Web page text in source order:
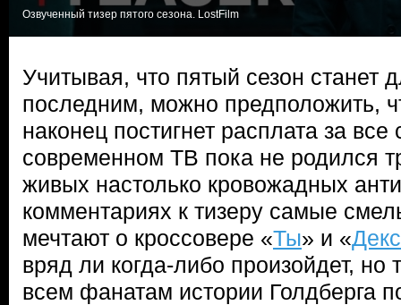
Озвученный тизер пятого сезона. LostFilm
Учитывая, что пятый сезон станет
последним, можно предположить,
наконец постигнет расплата за
современном ТВ пока не родился
живых настолько кровожадных
комментариях к тизеру самые
мечтают о кроссовере «Ты» и «
вряд ли когда-либо произойдет, но
всем фанатам истории Голдберга